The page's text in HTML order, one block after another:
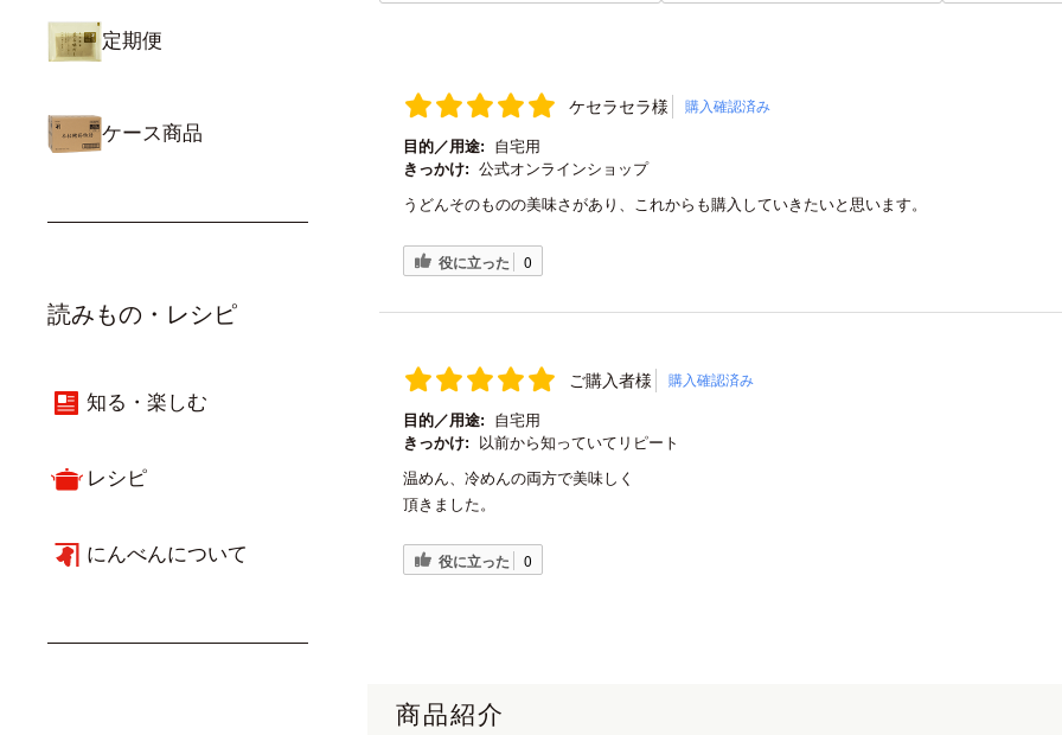
定期便
ケース商品
読みもの・レシピ
知る・楽しむ
レシピ
にんべんについて
ケセラセラ様 購入確認済み
目的／用途:
自宅用
きっかけ: 公式オンラインショップ
うどんそのものの美味さがあり、これからも購入していきたいと思います。
役に立った 0
ご購入者様 購入確認済み
目的／用途:
自宅用
きっかけ:
以前から知っていてリピート
温めん、冷めんの両方で美味しく
頂きました。
役に立った 0
商品紹介